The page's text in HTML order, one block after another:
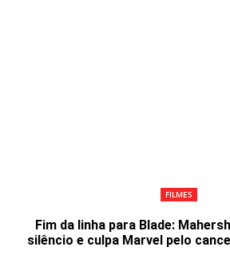
FILMES
Fim da linha para Blade:
silêncio e culpa Marvel pelo